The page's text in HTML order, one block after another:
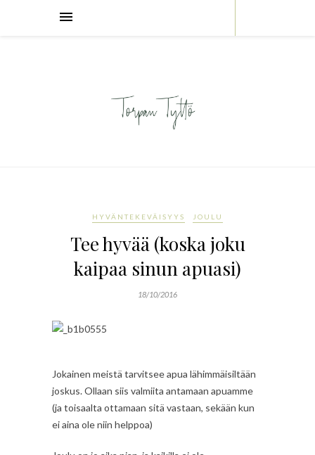
HYVÄNTEKEVÄISYYS JOULU
Tee hyvää (koska joku
kaipaa sinun apuasi)
18/10/2016
Jokainen meistä tarvitsee apua lähimmäisiltään
joskus. Ollaan siis valmiita antamaan apuamme
(ja toisaalta ottamaan sitä vastaan, sekään kun
ei aina ole niin helppoa)